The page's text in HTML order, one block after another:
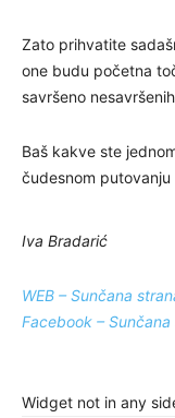
Zato prihvatite
one budu početna
savršeno
Baš kakve ste
čudesnom
Iva Bradarić
WEB – Sunčana
Facebook –
Widget not in any